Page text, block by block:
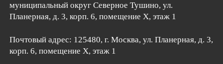
муниципальный округ Северное Тушино,ул.
Планерная, д. 3, корп. 6, помещение Х, этаж 1
Почтовый адрес: 125480, г.Москва, ул. Планерная, д. 3,
корп. 6, помещение Х, этаж 1